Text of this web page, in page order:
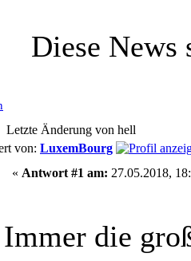
Diese News
Letzte Änderung von hell
von: LuxemBourg
« Antwort #1 am: 27.05.2018,
Immer die